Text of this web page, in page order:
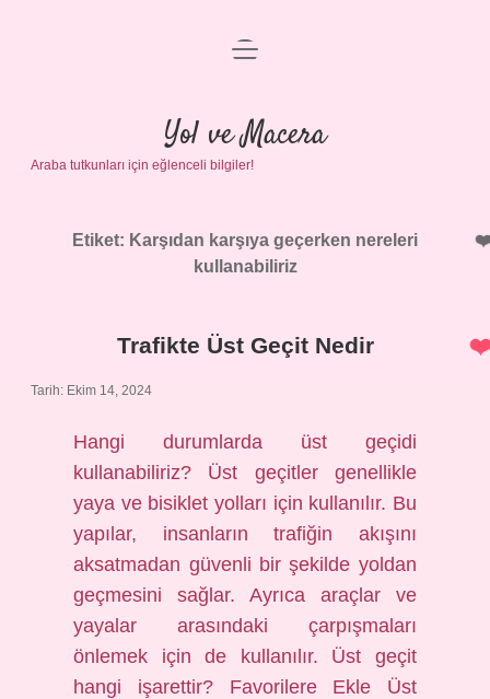
Anasayfa
Gizlilik Politikası
Yasal Uyarı
menüyü
Yol ve Macera
Araba tutkunları için eğlenceli bilgiler!
Etiket: Karşıdan karşıya geçerken nereleri
kullanabiliriz
Trafikte Üst Geçit Nedir
Tarih: Ekim 14, 2024
Hangi durumlarda üst geçidi
kullanabiliriz? Üst geçitler genellikle
yaya ve bisiklet yolları için kullanılır. Bu
yapılar, insanların trafiğin akışını
aksatmadan güvenli bir şekilde yoldan
geçmesini sağlar. Ayrıca araçlar ve
yayalar arasındaki çarpışmaları
önlemek için de kullanılır. Üst geçit
hangi işarettir? Favorilere Ekle Üst